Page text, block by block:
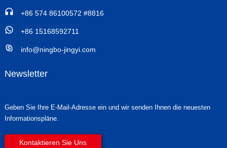
+86 574 86100572 #8816
+86 15168592711
info@ningbo-jingyi.com
Newsletter
Geben Sie Ihre E-Mail-Adresse ein und wir senden Ihnen die neuesten
Informationspläne.
Kontaktieren Sie Uns